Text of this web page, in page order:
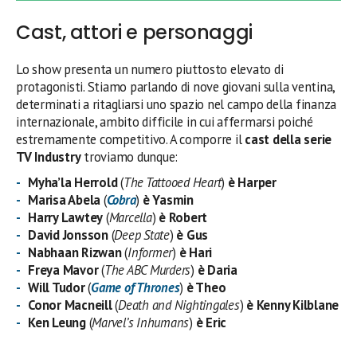
Cast, attori e personaggi
Lo show presenta un numero piuttosto elevato di
protagonisti. Stiamo parlando di nove giovani sulla ventina,
determinati a ritagliarsi uno spazio nel campo della finanza
internazionale, ambito difficile in cui affermarsi poiché
estremamente competitivo. A comporre ilcast della serie
TV Industrytroviamo dunque:
Myha’la Herrold(The Tattooed Heart) è Harper
Marisa Abela(Cobra) è Yasmin
Harry Lawtey(Marcella) è Robert
David Jonsson(Deep State) è Gus
Nabhaan Rizwan(Informer) è Hari
Freya Mavor(The ABC Murders) è Daria
Will Tudor(Game of Thrones) è Theo
Conor Macneill(Death and Nightingales) è Kenny Kilblane
Ken Leung(Marvel’s Inhumans) è Eric